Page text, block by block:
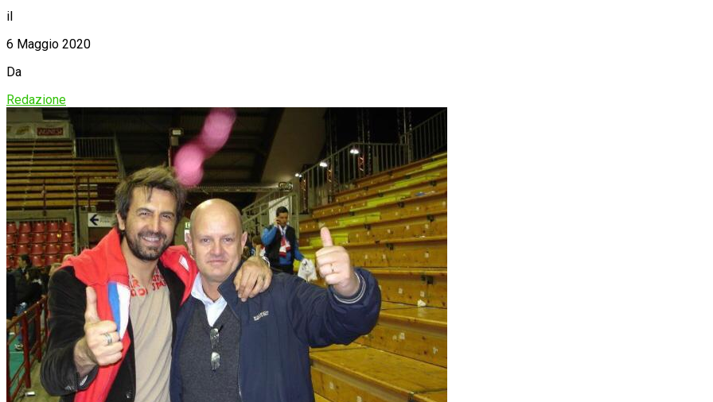
il
6 Maggio 2020
Da
Redazione